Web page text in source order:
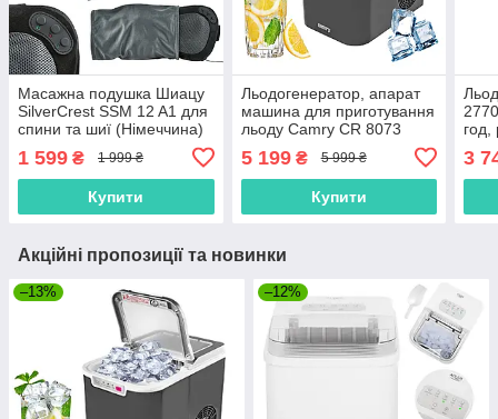
Масажна подушка Шиацу
SilverCrest SSM 12 A1 для
спини та шиї (Німеччина)
1 599 ₴ 1 999 ₴
Купити
Льодогенератор, апарат
машина для приготування
льоду Camry CR 8073
(холодоагент R600a, 12кг/
добу, Польща)
5 199₴ 5 999 ₴
Купити
год,
3
Акційні пропозиції та новинки
–13% –12%